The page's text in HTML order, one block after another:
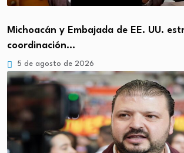
Michoacán y Embajada de EE. UU.
coordinación…
5 de agosto de 2026